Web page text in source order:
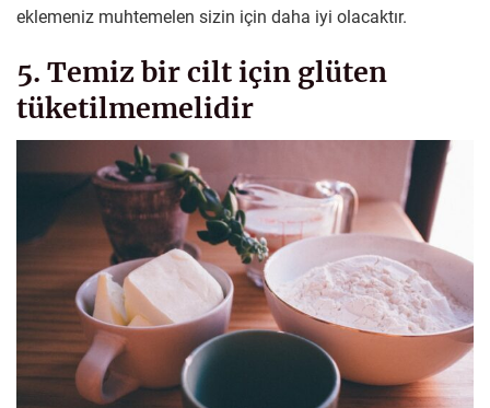
eklemeniz muhtemelen sizin için daha iyi olacaktır.
5. Temiz bir cilt için glüten
tüketilmemelidir